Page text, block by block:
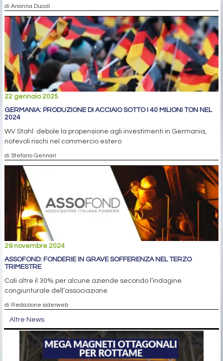
di Arianna Ducoli
22 gennaio 2025
GERMANIA: PRODUZIONE DI ACCIAIO SOTTO I 40 MILIONI TON NEL
2024
WV Stahl: debole la propensione agli investimenti in Germania,
notevoli rischi nel commercio estero
di Stefano Gennari
29 novembre 2024
ASSOFOND: FONDERIE IN GRAVE SOFFERENZA NEL TERZO
TRIMESTRE
Cali oltre il 30% per alcune aziende secondo l’indagine
congiunturale dell’associazione
di Redazione siderweb
Altre News